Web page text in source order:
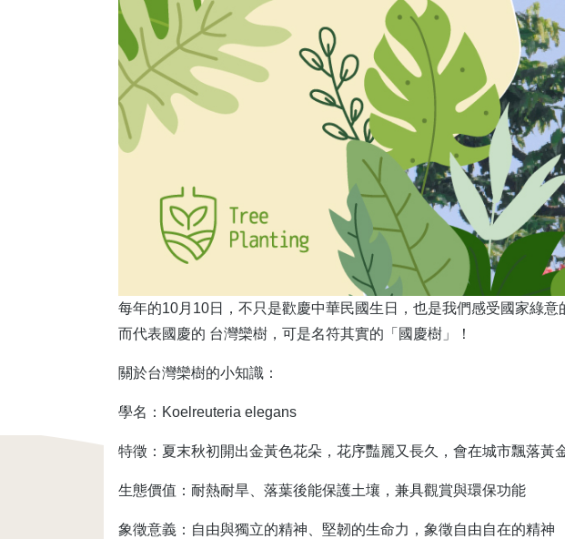
每年的10月10日，不只是歡慶中華民國生日，也是我們感受國家綠意
而代表國慶的 台灣欒樹，可是名符其實的「國慶樹」！
關於台灣欒樹的小知識：
學名：Koelreuteria elegans
特徵：夏末秋初開出金黃色花朵，花序豔麗又長久，會在城市飄落黃
生態價值：耐熱耐旱、落葉後能保護土壤，兼具觀賞與環保功能
象徵意義：自由與獨立的精神、堅韌的生命力，象徵自由自在的精神